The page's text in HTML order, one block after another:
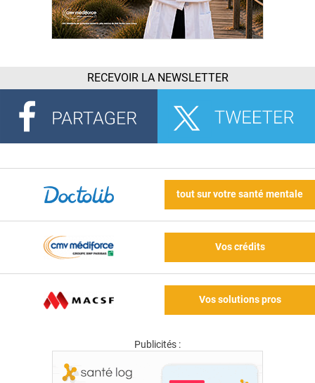
RECEVOIR LA NEWSLETTER
tout sur votre santé mentale
Vos crédits
Vos solutions pros
Publicités :